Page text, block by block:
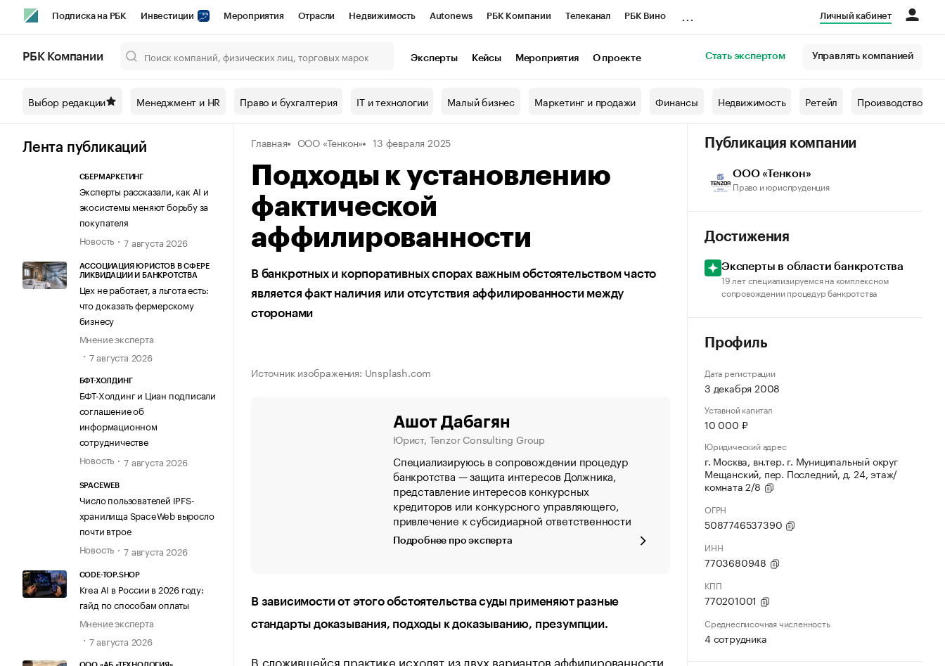
Подписка на РБК Инвестиции Мероприятия Отрасли Недвижимость Autonews РБК Компании Телеканал РБК Вино
Спецпроекты СПб Конференции СПб Спецпроекты Проверка контрагентов
Технологии и медиа Рынок наличной валюты
Личный кабинет
РБК Компании Эксперты Кейсы Мероприятия О проекте Стать экспертом Управлять компанией
Выбор редакции Менеджмент и HR Право и бухгалтерия IT и технологии Малый бизнес Маркетинг и продажи Финансы Недвижимость Ретейл Производство
Лента публикаций
СБЕРМАРКЕТИНГ
Эксперты рассказали, как AI и
экосистемы меняют борьбу за
покупателя
Новость
7 августа 2026
АССОЦИАЦИЯ ЮРИСТОВ В СФЕРЕ
ЛИКВИДАЦИИ И БАНКРОТСТВА
Цех не работает, а льгота есть:
что доказать фермерскому
бизнесу
Мнение эксперта
7 августа 2026
БФТ-ХОЛДИНГ
БФТ-Холдинг и Циан подписали
соглашение об
информационном
сотрудничестве
Новость
7 августа 2026
SPACEWEB
Число пользователей IPFS-
хранилища SpaceWeb выросло
почти втрое
Новость
7 августа 2026
CODE-TOP.SHOP
Krea AI в России в 2026 году:
гайд по способам оплаты
Мнение эксперта
7 августа 2026
Главная ООО «Тенкон» 13 февраля 2025
Подходы к установлению
фактической
аффилированности
В банкротных и корпоративных спорах важным обстоятельством часто
является факт наличия или отсутствия аффилированности между
сторонами
Источник изображения: Unsplash.com
Ашот Дабагян
Юрист, Tenzor Consulting Group
Специализируюсь в сопровождении процедур
банкротства — защита интересов Должника,
представление интересов конкурсных
кредиторов или конкурсного управляющего,
привлечение к субсидиарной ответственности
Подробнее про эксперта
В зависимости от этого обстоятельства суды применяют разные
стандарты доказывания, подходы к доказыванию, презумпции.
В сложившейся практике исходят из двух вариантов аффилированности
Публикация компании
ООО «Тенкон»
Право и юриспруденция
Достижения
Эксперты в области банкротства
19 лет специализируемся на комплексном
сопровождении процедур банкротства
Профиль
Дата регистрации
3 декабря 2008
Уставной капитал
10 000 ₽
Юридический адрес
г. Москва, вн.тер. г. Муниципальный округ
Мещанский, пер. Последний, д. 24, этаж/
комната 2/8
ОГРН
5087746537390
ИНН
7703680948
КПП
770201001
Среднесписочная численность
4 сотрудника